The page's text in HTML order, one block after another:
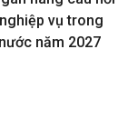
vụ trong
năm 2027